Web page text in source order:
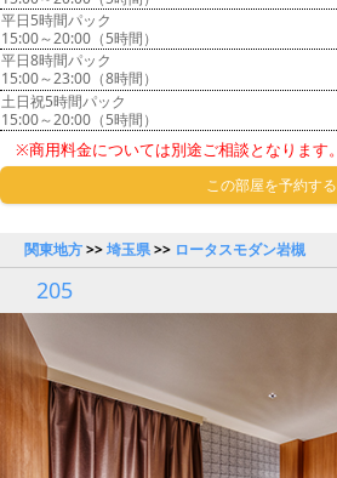
平日5時間パック
15:00～20:00（5時間）
平日8時間パック
15:00～23:00（8時間）
土日祝5時間パック
15:00～20:00（5時間）
※商用料金については別途ご相談となります。
この部屋を予約する
関東地方>>埼玉県>> ロータスモダン岩槻
205